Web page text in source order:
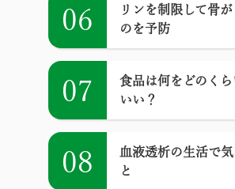
06
リンを制限して骨
のを予防
07
食品は何をどのく
いい？
08
血液透析の生活で
と